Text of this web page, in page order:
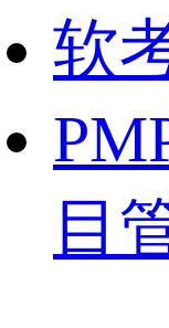
软
目